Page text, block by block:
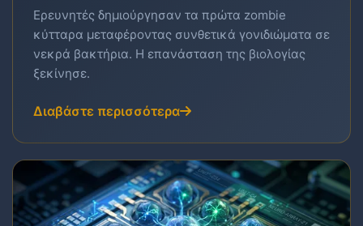
Ερευνητές δημιούργησαν τα πρώτα zombie
κύτταρα μεταφέροντας συνθετικά γονιδιώματα σε
νεκρά βακτήρια. Η επανάσταση της βιολογίας
ξεκίνησε.
Διαβάστε περισσότερα